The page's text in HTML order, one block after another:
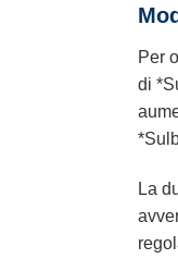
Per
di
La